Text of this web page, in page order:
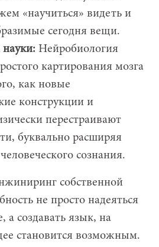
«научиться» видеть и
сегодня вещи.
Нейробиология
картирования мозга
как новые
конструкции и
перестраивают
буквально расширяя
сознания.
собственной
не просто надеяться
а создавать язык, на
становится возможным.